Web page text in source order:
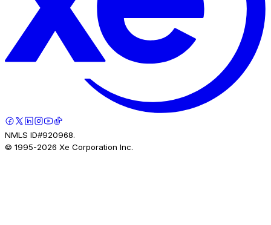
NMLS ID#920968.
© 1995-2026 Xe Corporation Inc.